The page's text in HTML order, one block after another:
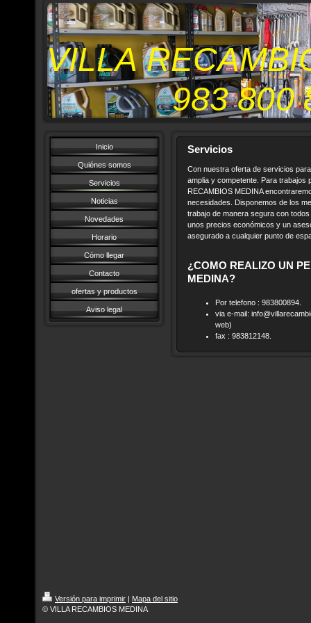
VILLA
983 800
Inicio
Quiénes somos
Servicios
Noticias
Novedades
Horario
Cómo llegar
Contacto
ofertas y productos
Aviso legal
Servicios
Con nuestra oferta de servicios
amplia y competente. Para trabajos
RECAMBIOS MEDINA
necesidades. Disponemos de los
trabajo de manera segura con
unos precios económicos y un
asegurado a cualquier punto de
¿COMO REALIZO UN
MEDINA?
Por telefono : 983800894.
via e-mail:
web)
fax : 983812148.
Versión para imprimir | Mapa del sitio
© VILLA RECAMBIOS MEDINA